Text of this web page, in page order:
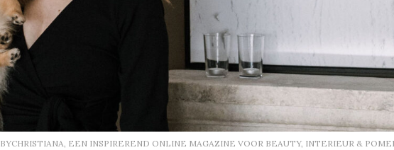
BYCHRISTIANA, EEN INSPIREREND ONLINE MAGAZINE VOOR BEAUTY, INTERIEUR &